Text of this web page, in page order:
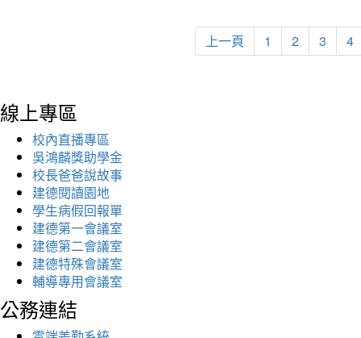
上一頁 1 2 3 4
線上專區
校內直播專區
吳鴻麟獎助學金
校長爸爸說故事
建德閱讀園地
學生病假回報單
建德第一會議室
建德第二會議室
建德特殊會議室
輔導專用會議室
公務連結